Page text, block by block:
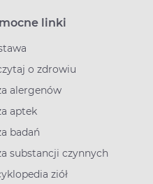
linki
o zdrowiu
alergenów
aptek
badań
substancji czynnych
ziół